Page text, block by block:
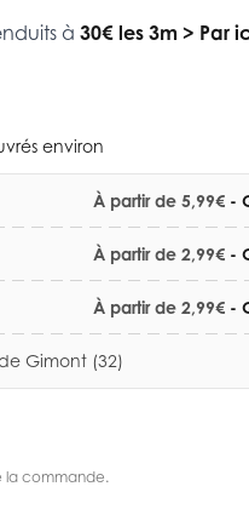
à 30€ les 3m > Par
environ
À partir de 5,99€ -
À partir de 2,99€ -
À partir de 2,99€ -
Gimont (32)
la commande.